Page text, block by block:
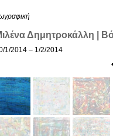
Δημητροκάλλη |
1/2014 – 1/2/2014